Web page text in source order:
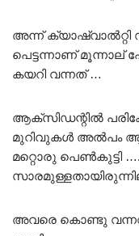
അന്ന് ക്യാഷ്വാൽറ്റി
പെട്ടന്നാണ്
കയറി വന്നത് …
ആക്സിഡന്റിൽ
മുറിവുകൾ അൽപം
മറ്റൊരു
അവരെ കൊണ്ടു വന്നവർ